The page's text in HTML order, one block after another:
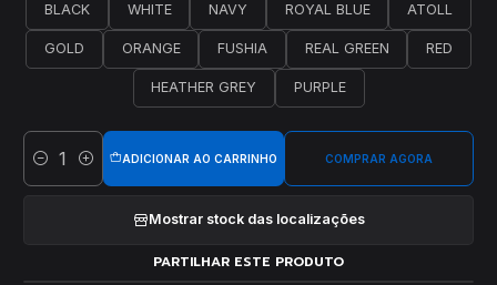
BLACK
WHITE NAVY ROYAL BLUE ATOLL
GOLD ORANGE FUSHIA REAL GREEN RED
HEATHER GREY PURPLE
Quantidade
ADICIONAR AO CARRINHO COMPRAR AGORA
Mostrar stock das localizações
PARTILHAR ESTE PRODUTO